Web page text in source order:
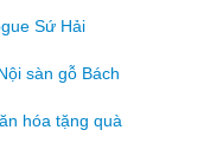
Sứ Hải
sàn gỗ Bách
hóa tặng quà